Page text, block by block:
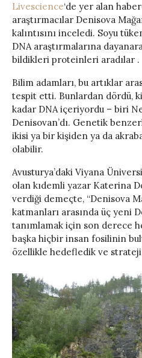
Livescience‘de yer alan
araştırmacılar Denisova
kalıntısını inceledi. Soyu
DNA araştırmalarına
bildikleri proteinleri aradılar .
Bilim adamları, bu artıklar
tespit etti. Bunlardan dördü,
kadar DNA içeriyordu – biri
Denisovan’dı. Genetik
ikisi ya bir kişiden ya da
olabilir.
Avusturya’daki Viyana
olan kıdemli yazar Katerina
verdiği demeçte, “Denisova
katmanları arasında üç yeni
tanımlamak için son derece
başka hiçbir insan fosilinin
özellikle hedefledik ve